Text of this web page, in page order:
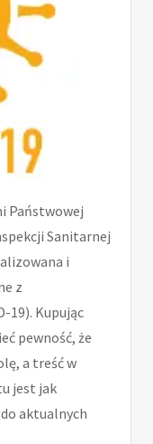
Państwowej
Sanitarnej
i
z
19). Kupując
pewność, że
a treść w
jest jak
aktualnych